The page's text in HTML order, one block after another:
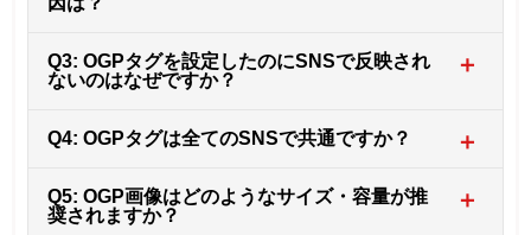
Q3: OGPタグを設定したのにSNSで反映され
ないのはなぜですか？
＋
Q4: OGPタグは全てのSNSで共通ですか？ ＋
Q5: OGP画像はどのようなサイズ・容量が推
奨されますか？
＋